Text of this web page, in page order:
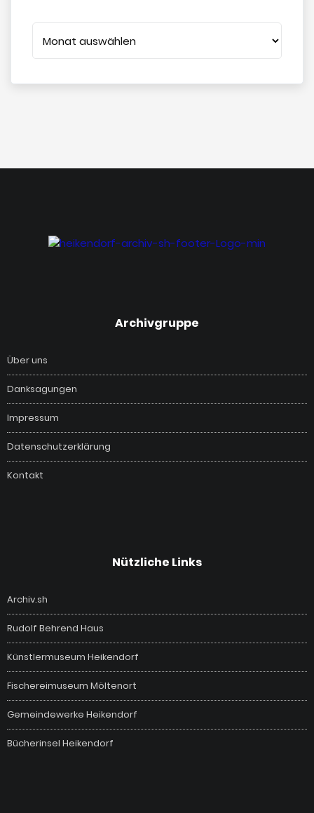
‎Archivgruppe
Über uns
Danksagungen
Impressum
Datenschutzerklärung
Kontakt
Nützliche Links
Archiv.sh
Rudolf Behrend Haus
Künstlermuseum Heikendorf
Fischereimuseum Möltenort
Gemeindewerke Heikendorf
Bücherinsel Heikendorf